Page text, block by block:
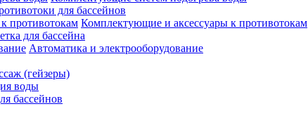
для бассейнов
Комплектующие и аксессуары к противотокам
для бассейна
Автоматика и электрооборудование
(гейзеры)
воды
бассейнов